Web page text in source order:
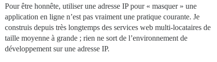
Pour être honnête, utiliser une adresse IP pour « masquer » une
application en ligne n’est pas vraiment une pratique courante. Je
construis depuis très longtemps des services web multi-locataires de
taille moyenne à grande ; rien ne sort de l’environnement de
développement sur une adresse IP.